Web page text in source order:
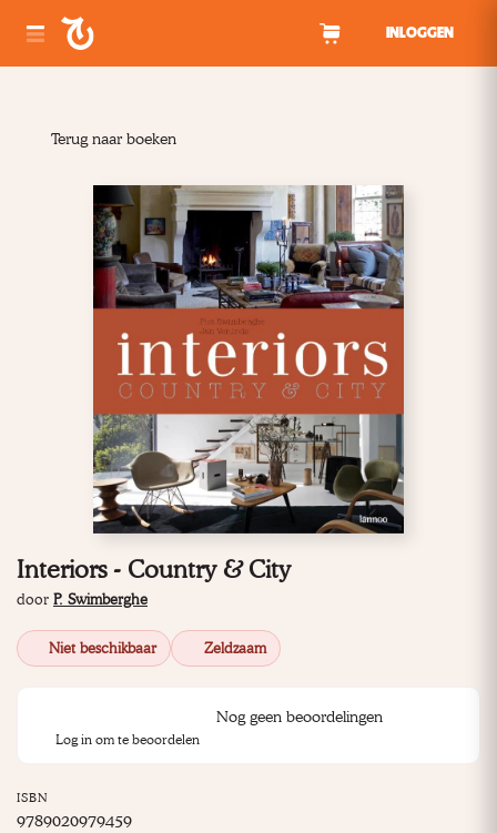
INLOGGEN
Terug naar boeken
Interiors - Country & City
door P. Swimberghe
Niet beschikbaar Zeldzaam
Nog geen beoordelingen
Log in om te beoordelen
ISBN
9789020979459